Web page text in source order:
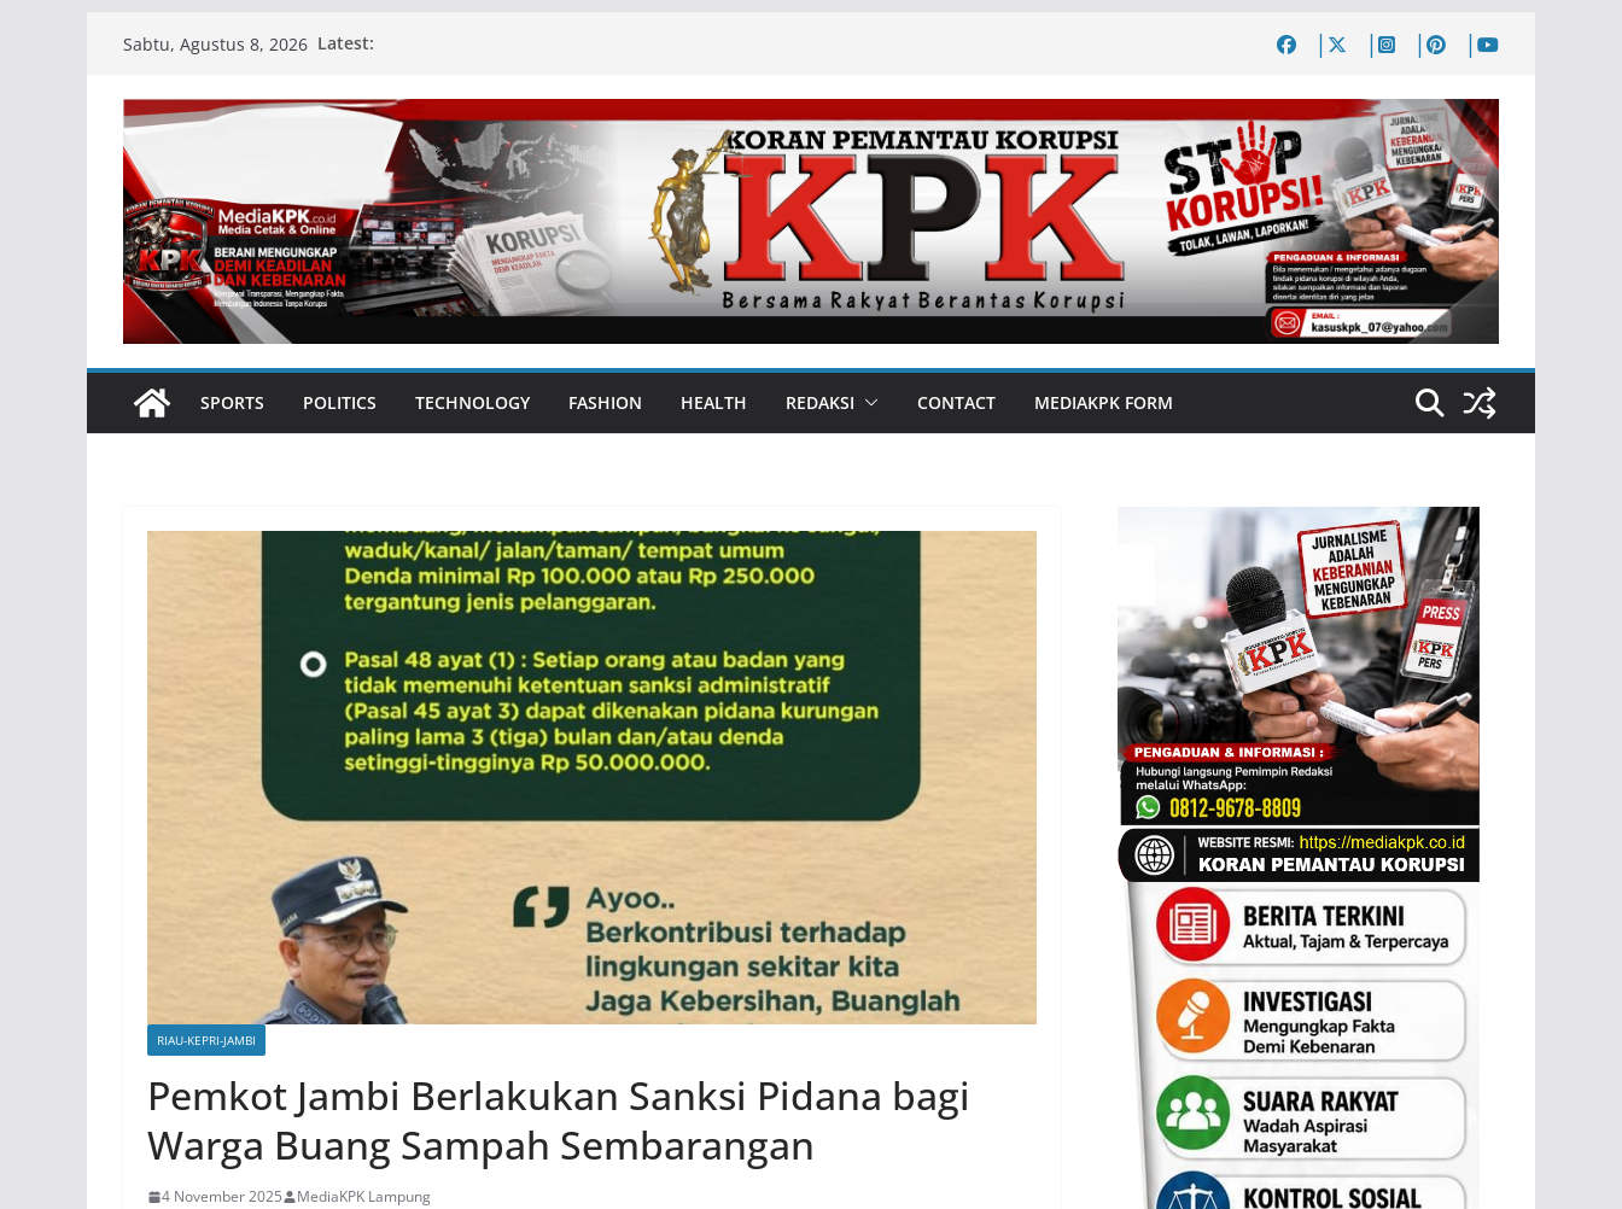
content
Sabtu, Agustus 8, 2026 Latest:
SPORTS POLITICS TECHNOLOGY FASHION HEALTH REDAKSI CONTACT MEDIAKPK FORM
RIAU-KEPRI-JAMBI
Pemkot Jambi Berlakukan Sanksi Pidana bagi
Warga Buang Sampah Sembarangan
4 November 2025 MediaKPK Lampung